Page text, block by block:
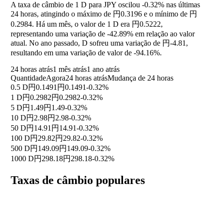
A taxa de câmbio de 1 D para JPY oscilou -0.32% nas últimas
24 horas, atingindo o máximo de 円0.3196 e o mínimo de 円
0.2984. Há um mês, o valor de 1 D era 円0.5222,
representando uma variação de -42.89% em relação ao valor
atual. No ano passado, D sofreu uma variação de 円-4.81,
resultando em uma variação de valor de -94.16%.
24 horas atrás1 mês atrás1 ano atrás
QuantidadeAgora24 horas atrásMudança de 24 horas
0.5 D円0.1491 円0.1491-0.32%
1 D円0.2982円0.2982-0.32%
5 D円1.49円1.49-0.32%
10 D円2.98円2.98-0.32%
50 D円14.91 円14.91-0.32%
100 D円29.82円29.82-0.32%
500 D円149.09円149.09-0.32%
1000 D円298.18円298.18-0.32%
Taxas de câmbio populares